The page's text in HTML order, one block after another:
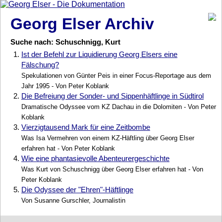
Georg Elser Archiv
Suche nach: Schuschnigg, Kurt
1. Ist der Befehl zur Liquidierung Georg Elsers eine
Fälschung?
Spekulationen von Günter Peis in einer Focus-Reportage aus dem
Jahr 1995 - Von Peter Koblank
2. Die Befreiung der Sonder- und Sippenhäftlinge in Südtirol
Dramatische Odyssee vom KZ Dachau in die Dolomiten - Von Peter
Koblank
3. Vierzigtausend Mark für eine Zeitbombe
Was Isa Vermehren von einem KZ-Häftling über Georg Elser
erfahren hat - Von Peter Koblank
4. Wie eine phantasievolle Abenteurergeschichte
Was Kurt von Schuschnigg über Georg Elser erfahren hat - Von
Peter Koblank
5. Die Odyssee der "Ehren"-Häftlinge
Von Susanne Gurschler, Journalistin